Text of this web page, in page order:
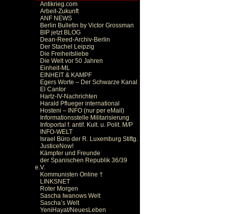
Antikrieg.com
Arbeit-Zukunft
ANF NEWS
Berlin Bulletin by Victor Grossman
BIP jetzt BLOG
Dean-Reed-Archiv-Berlin
Der Stachel Leipzig
Die Freiheitsliebe
Die Welt vor 50 Jahren
Einheit-ML
EINHEIT & KAMPF
Egers Worte – Der Schwarze Kanal
El Cantor
Hartz-IV-Nachrichten
Harald Pflueger international
Hosteni – INFO (nur per eMail)
Informationsstelle Militarisierung
Infoportal f. antif. Kult. u. Polit. M/P
INFO-WELT
Israel Büro der R. Luxemburg Stiftg.
JusticeNow!
Kämpfer und Freunde
der Spanischen Republik 36/39
e.V.
Kommunisten Online †
LINKSNET
Roter Morgen
Sascha Iwanows Welt
Sascha’s Welt
YeniHayat/NeuesLeben